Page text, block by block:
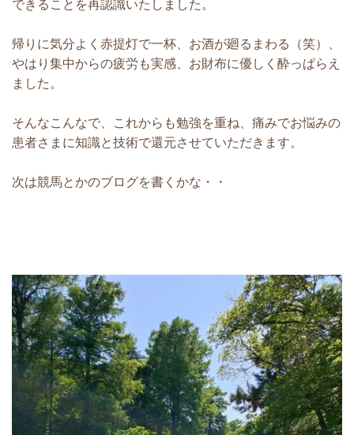
できることを再認識いたしました。
帰りに気分よく赤提灯で一杯、お酒が廻るまわる（笑）、
やはり集中からの疲労も実感、お財布に優しく酔っぱらえ
ました。
そんなこんなで、これからも勉強を重ね、痛みでお悩みの
患者さまに知識と技術で還元させていただきます。
次は競馬とかのブログを書くかな・・